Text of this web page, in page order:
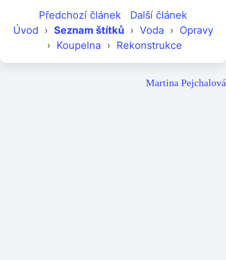
Předchozí článek
Další článek
Úvod › Seznam štítků› Voda › Opravy
› Koupelna › Rekonstrukce
Martina Pejchalová